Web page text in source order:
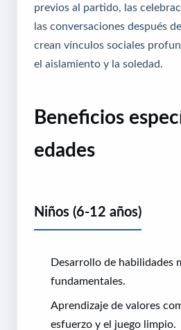
previos al partido, las
las conversaciones después
crean vínculos sociales
el aislamiento y la soledad.
Beneficios
edades
Niños (6-12 años)
Desarrollo de habilidades
fundamentales.
Aprendizaje de valores
esfuerzo y el juego limpio.